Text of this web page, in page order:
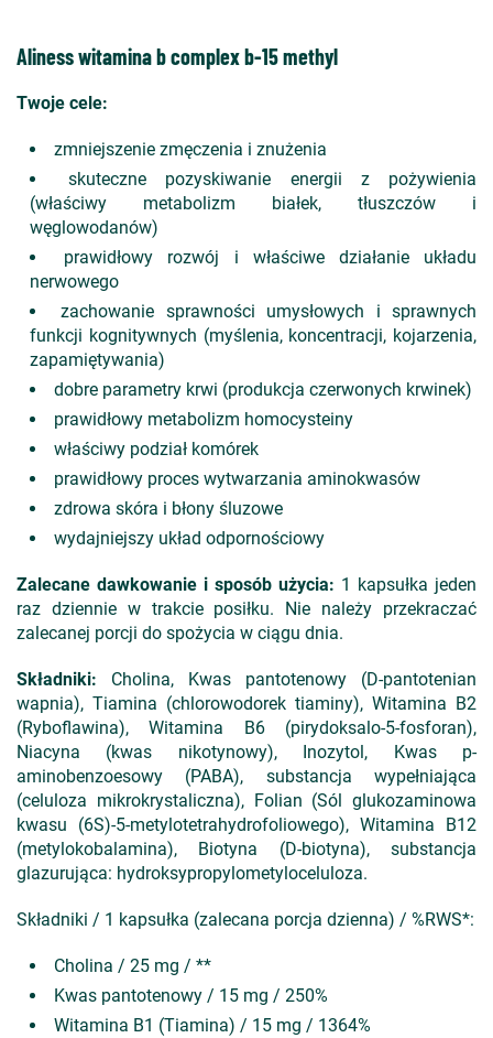
Aliness witamina b complex b-15 methyl
Twoje cele:
zmniejszenie zmęczenia i znużenia
skuteczne pozyskiwanie energii z pożywienia
(właściwy metabolizm białek, tłuszczów i
węglowodanów)
prawidłowy rozwój i właściwe działanie układu
nerwowego
zachowanie sprawności umysłowych i sprawnych
funkcji kognitywnych (myślenia, koncentracji, kojarzenia,
zapamiętywania)
dobre parametry krwi (produkcja czerwonych krwinek)
prawidłowy metabolizm homocysteiny
właściwy podział komórek
prawidłowy proces wytwarzania aminokwasów
zdrowa skóra i błony śluzowe
wydajniejszy układ odpornościowy
Zalecane dawkowanie i sposób użycia: 1 kapsułka jeden
raz dziennie w trakcie posiłku. Nie należy przekraczać
zalecanej porcji do spożycia w ciągu dnia.
Składniki: Cholina, Kwas pantotenowy (D-pantotenian
wapnia), Tiamina (chlorowodorek tiaminy), Witamina B2
(Ryboflawina), Witamina B6 (pirydoksalo-5-fosforan),
Niacyna (kwas nikotynowy), Inozytol, Kwas p-
aminobenzoesowy (PABA), substancja wypełniająca
(celuloza mikrokrystaliczna), Folian (Sól glukozaminowa
kwasu (6S)-5-metylotetrahydrofoliowego), Witamina B12
(metylokobalamina), Biotyna (D-biotyna), substancja
glazurująca: hydroksypropylometyloceluloza.
Składniki / 1 kapsułka (zalecana porcja dzienna) / %RWS*:
Cholina / 25 mg / **
Kwas pantotenowy / 15 mg / 250%
Witamina B1 (Tiamina) / 15 mg / 1364%